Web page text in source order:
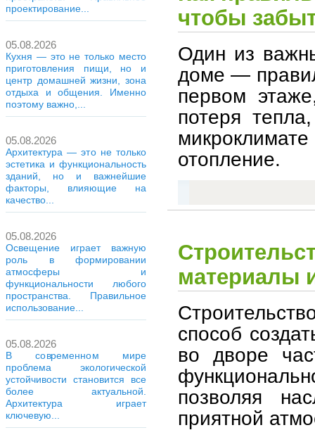
проектирование...
05.08.2026
Кухня — это не только место
приготовления пищи, но и
центр домашней жизни, зона
отдыха и общения. Именно
поэтому важно,...
05.08.2026
Архитектура — это не только
эстетика и функциональность
зданий, но и важнейшие
факторы, влияющие на
качество...
05.08.2026
Освещение играет важную
роль в формировании
атмосферы и
функциональности любого
пространства. Правильное
использование...
05.08.2026
В современном мире
проблема экологической
устойчивости становится все
более актуальной.
Архитектура играет
ключевую...
чтобы
Один из
доме —
первом
потеря
отопление.
материалы
способ
во дворе
позволяя
приятной